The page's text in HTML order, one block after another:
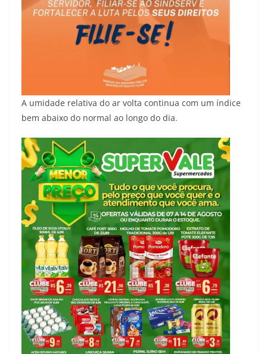
A umidade relativa do ar volta continua com um índice
bem abaixo do normal ao longo do dia.